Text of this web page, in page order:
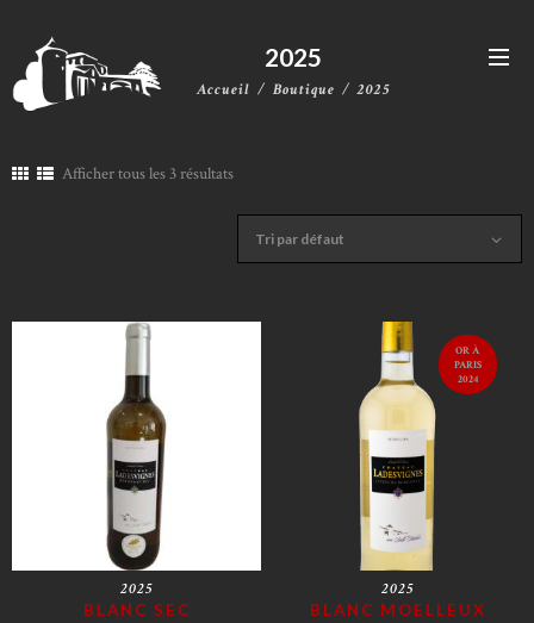
2025
Accueil Boutique 2025
Afficher tous les 3 résultats
2025
BLANC SEC
OR À
PARIS
2024
2025
BLANC MOELLEUX